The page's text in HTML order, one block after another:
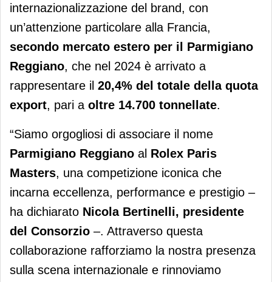
internazionalizzazione del brand, con
un’attenzione particolare alla Francia,
secondo mercato estero per il Parmigiano
Reggiano, che nel 2024 è arrivato a
rappresentare il 20,4% del totale della quota
export, pari a oltre 14.700 tonnellate.
“Siamo orgogliosi di associare il nome
Parmigiano Reggiano al Rolex Paris
Masters, una competizione iconica che
incarna eccellenza, performance e prestigio –
ha dichiarato Nicola Bertinelli, presidente
del Consorzio –. Attraverso questa
collaborazione rafforziamo la nostra presenza
sulla scena internazionale e rinnoviamo